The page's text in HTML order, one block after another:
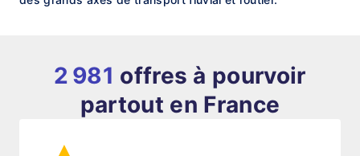
2 981 offres à pourvoir
partout en France